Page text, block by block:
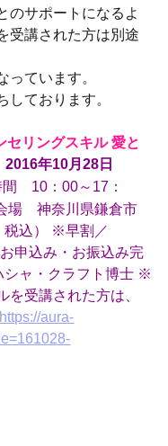
のサポートになるよ
受講された方は別途
っています。
ております。
セリングスキル 愛と
年10月28日
間 10：00～17：
場 神奈川県鎌倉市
込） ※早割／
申込み・お振込み完
ャ・クラフト博士 ※
受講された方は、
https://aura-